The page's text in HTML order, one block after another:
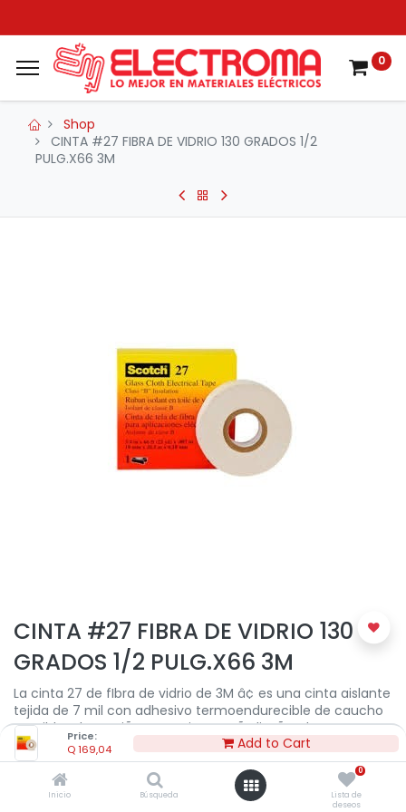
Price:
Q169,04 Add to Cart
Inicio Búsqueda
0
Lista de
deseos
0
Shop
CINTA #27 FIBRA DE VIDRIO 130 GRADOS 1/2
PULG.X66 3M
CINTA #27 FIBRA DE VIDRIO 130
GRADOS 1/2 PULG.X66 3M
La cinta 27 de fIbra de vidrio de 3M â¢ es una cinta aislante
tejida de 7 mil con adhesivo termoendurecible de caucho
sensible a la presiÃ³n. Esta cinta estÃ¡ diseÃ±ada para
funcionar en aplicaciones secas de 600 voltios que
requieren alta resistencia mecÃ¡nica y resistencia a altas
temperaturas. El adhesivo estÃ¡ especialmente diseÃ±ado
y preparado para proporcionar protecciÃ³n contra la